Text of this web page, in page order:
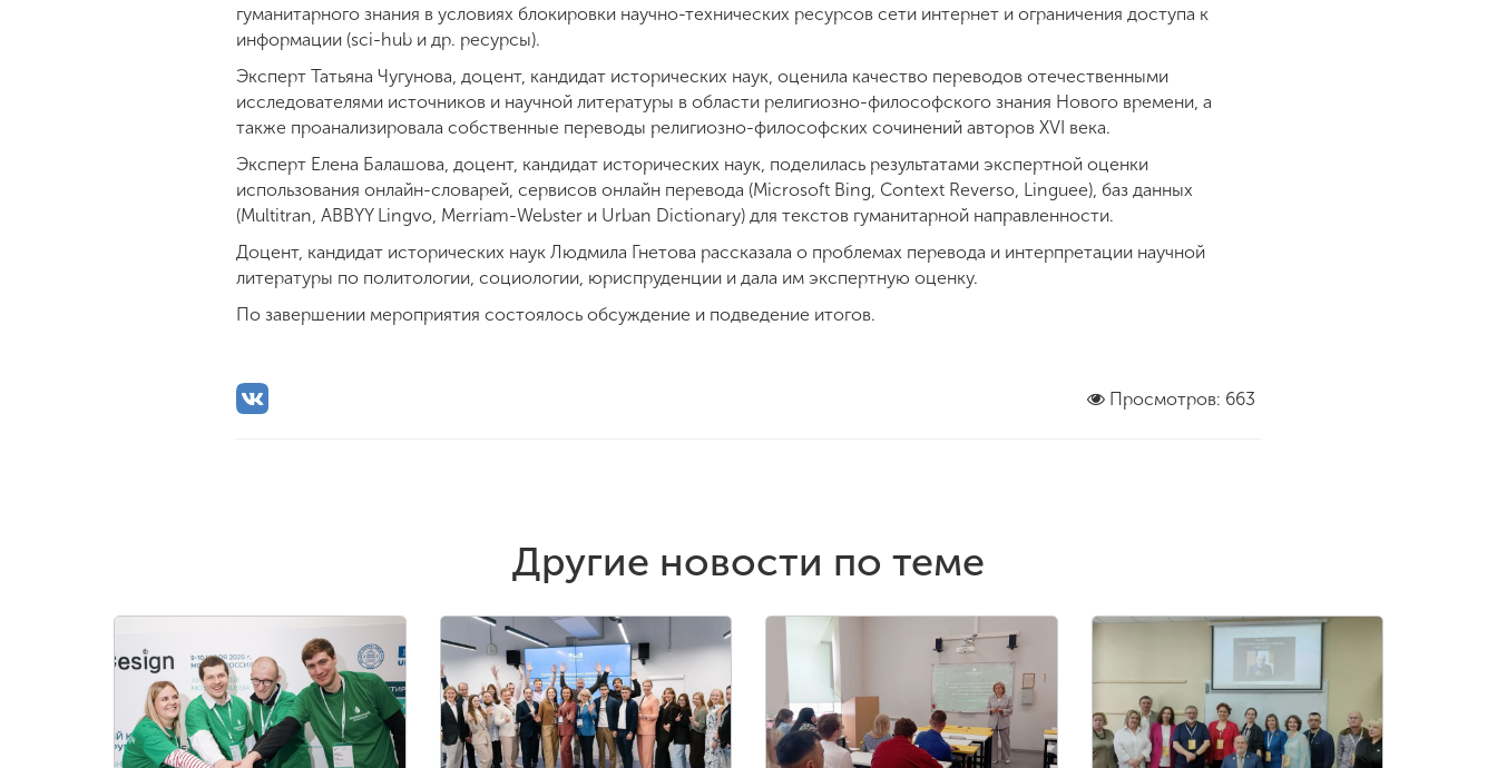
гуманитарного знания в условиях блокировки научно-технических ресурсов сети интернет и ограничения доступа к
информации (sci-hub и др. ресурсы).
Эксперт Татьяна Чугунова, доцент, кандидат исторических наук, оценила качество переводов отечественными
исследователями источников и научной литературы в области религиозно-философского знания Нового времени, а
также проанализировала собственные переводы религиозно-философских сочинений авторов XVI века.
Эксперт Елена Балашова, доцент, кандидат исторических наук, поделилась результатами экспертной оценки
использования онлайн-словарей, сервисов онлайн перевода (Microsoft Bing, Context Reverso, Linguee), баз данных
(Multitran, ABBYY Lingvo, Merriam-Webster и Urban Dictionary) для текстов гуманитарной направленности.
Доцент, кандидат исторических наук Людмила Гнетова рассказала о проблемах перевода и интерпретации научной
литературы по политологии, социологии, юриспруденции и дала им экспертную оценку.
По завершении мероприятия состоялось обсуждение и подведение итогов.
Просмотров: 663
Другие новости по теме